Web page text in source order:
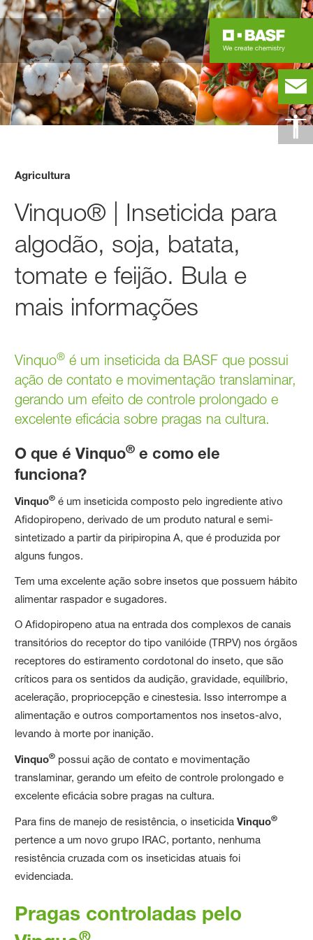
Agricultura
Vinquo® | Inseticida para
algodão, soja, batata,
tomate e feijão. Bula e
mais informações
Vinquo® é um inseticida da BASF que possui
ação de contato e movimentação translaminar,
gerando um efeito de controle prolongado e
excelente eficácia sobre pragas na cultura.
O que é Vinquo® e como ele
funciona?
Vinquo® é um inseticida composto pelo ingrediente ativo
Afidopiropeno, derivado de um produto natural e semi-
sintetizado a partir da piripiropina A, que é produzida por
alguns fungos.
Tem uma excelente ação sobre insetos que possuem hábito
alimentar raspador e sugadores.
O Afidopiropeno atua na entrada dos complexos de canais
transitórios do receptor do tipo vanilóide (TRPV) nos órgãos
receptores do estiramento cordotonal do inseto, que são
críticos para os sentidos da audição, gravidade, equilíbrio,
aceleração, propriocepção e cinestesia. Isso interrompe a
alimentação e outros comportamentos nos insetos-alvo,
levando à morte por inanição.
Vinquo® possui ação de contato e movimentação
translaminar, gerando um efeito de controle prolongado e
excelente eficácia sobre pragas na cultura.
Para fins de manejo de resistência, o inseticidaVinquo®
pertence a um novo grupo IRAC, portanto, nenhuma
resistência cruzada com os inseticidas atuais foi
evidenciada.
Pragas controladas pelo
®